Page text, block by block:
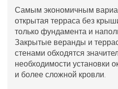
Самым экономичным
открытая терраса без
только фундамента и
Закрытые веранды и
стенами обходятся
необходимости установки
и более сложной кровли.